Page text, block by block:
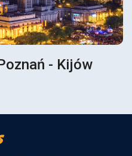
- Kijów